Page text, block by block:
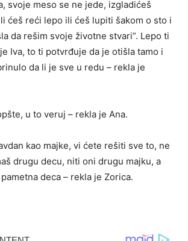
svoje meso se ne jede, izgladićeš
ćeš reći lepo ili ćeš lupiti šakom o sto i
da rešim svoje životne stvari”. Lepo ti
Iva, to ti potvrđuje da je otišla tamo i
da li je sve u redu – rekla je
u to veruj – rekla je Ana.
kao majke, vi ćete rešiti sve to, ne
drugu decu, niti oni drugu majku, a
deca – rekla je Zorica.